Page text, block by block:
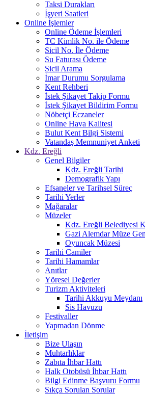
Taksi Durakları
İşyeri Saatleri
Online İşlemler
Online Ödeme İşlemleri
TC Kimlik No. ile Ödeme
Sicil No. İle Ödeme
Su Faturası Ödeme
Sicil Arama
İmar Durumu Sorgulama
Kent Rehberi
İstek Şikayet Takip Formu
İstek Şikayet Bildirim Formu
Nöbetçi Eczaneler
Online Hava Kalitesi
Bulut Kent Bilgi Sistemi
Vatandaş Memnuniyet Anketi
Kdz. Ereğli
Genel Bilgiler
Kdz. Ereğli Tarihi
Demografik Yapı
Efsaneler ve Tarihsel Süreç
Tarihi Yerler
Mağaralar
Müzeler
Kdz. Ereğli Belediyesi
Gazi Alemdar Müze
Oyuncak Müzesi
Tarihi Camiler
Tarihi Hamamlar
Anıtlar
Yöresel Değerler
Turizm Aktiviteleri
Tarihi Akkuyu Meydanı
Sis Havuzu
Festivaller
Yapmadan Dönme
İletişim
Bize Ulaşın
Muhtarlıklar
Zabıta İhbar Hattı
Halk Otobüsü İhbar Hattı
Bilgi Edinme Başvuru Formu
Sıkça Sorulan Sorular